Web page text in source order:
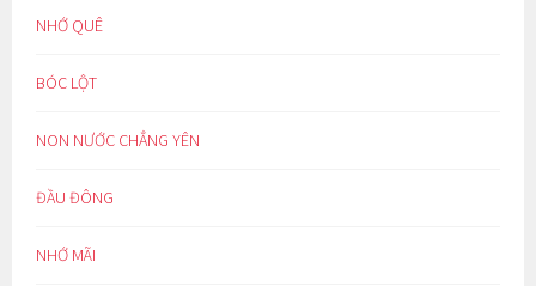
NHỚ QUÊ
BÓC LỘT
NON NƯỚC CHẲNG YÊN
ĐẦU ĐÔNG
NHỚ MÃI